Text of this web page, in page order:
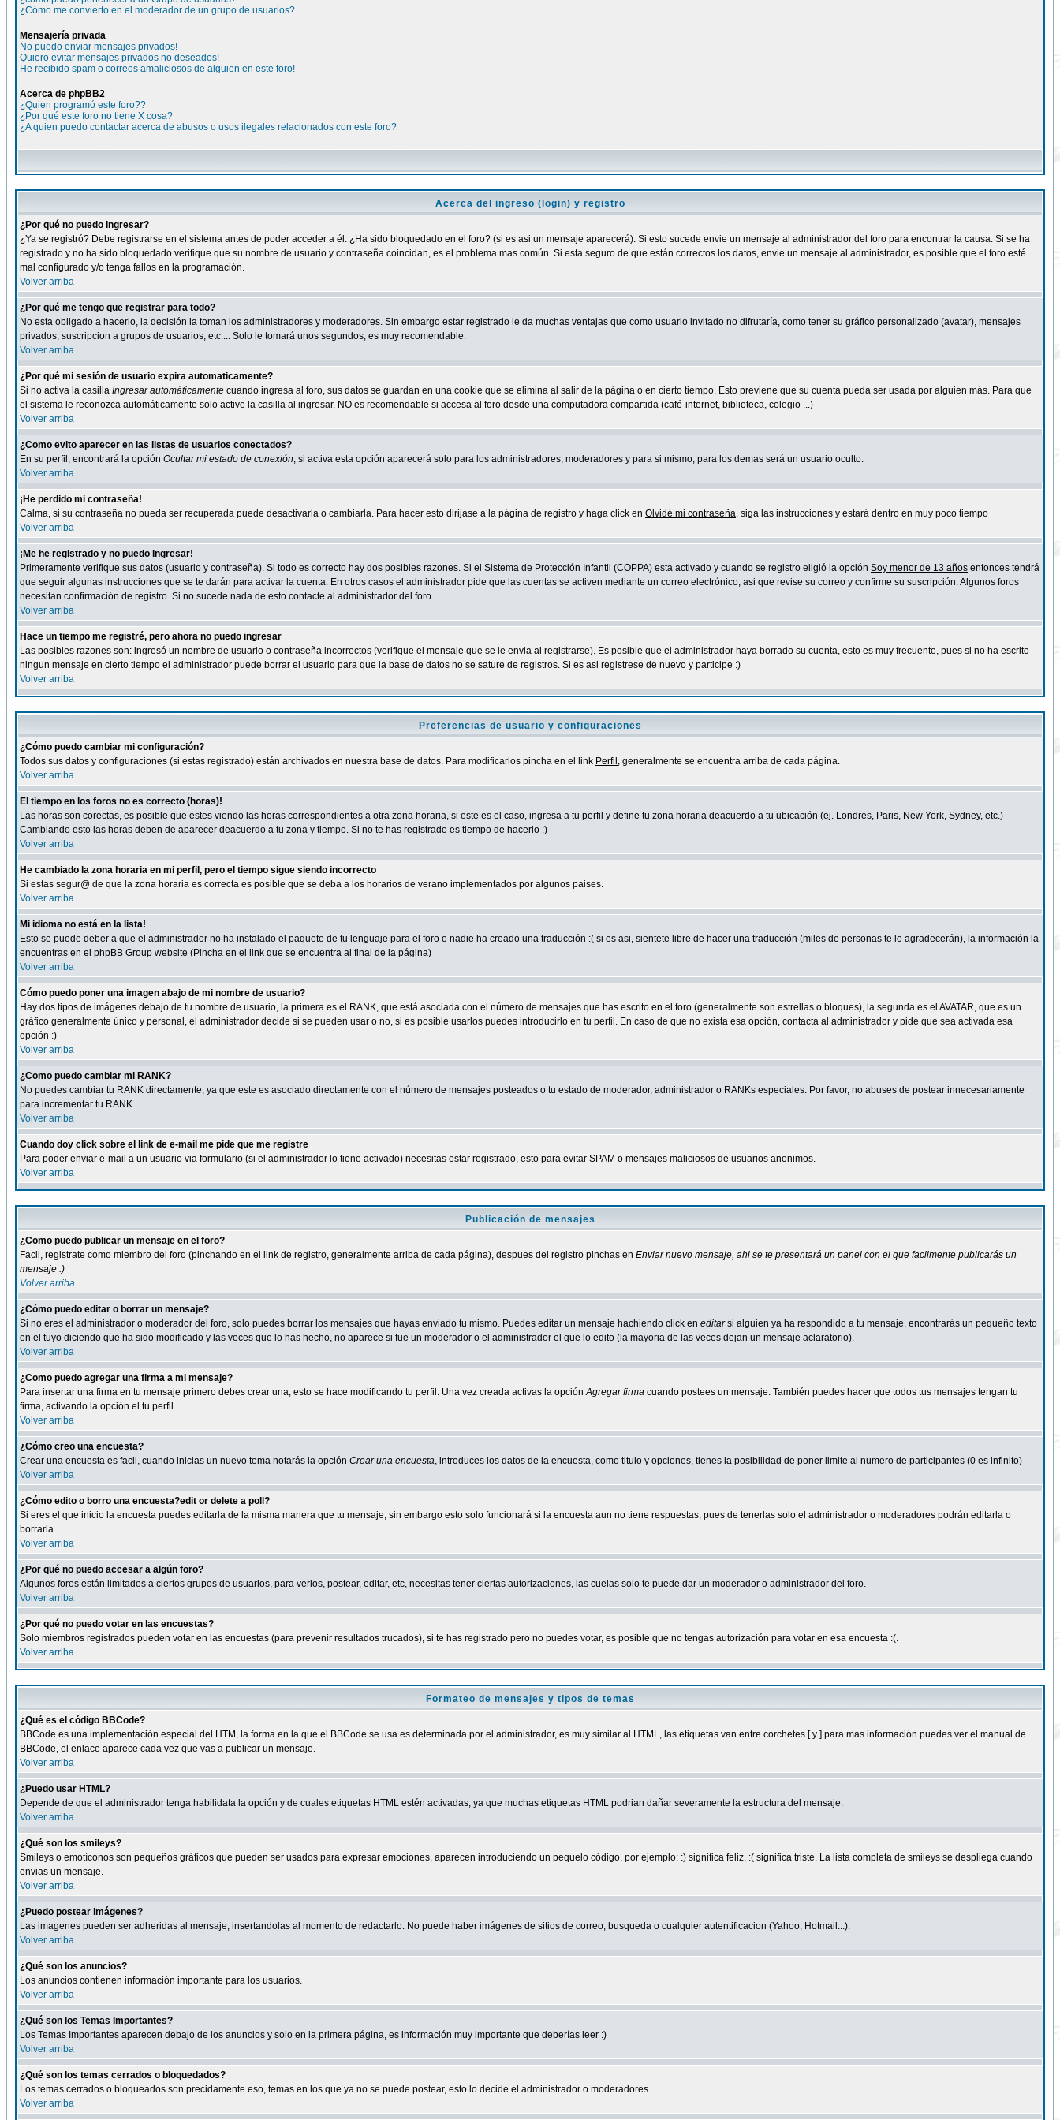
¿Cómo me convierto en el moderador de un grupo de usuarios?
Mensajería privada
No puedo enviar mensajes privados!
Quiero evitar mensajes privados no deseados!
He recibido spam o correos amaliciosos de alguien en este foro!
Acerca de phpBB2
¿Quien programó este foro??
¿Por qué este foro no tiene X cosa?
¿A quien puedo contactar acerca de abusos o usos ilegales relacionados con este foro?
Acerca del ingreso (login) y registro
¿Por qué no puedo ingresar?
¿Ya se registró? Debe registrarse en el sistema antes de poder acceder a él. ¿Ha sido bloquedado en el foro? (si es asi un mensaje aparecerá). Si esto sucede envie un mensaje al administrador del foro para encontrar la causa. Si se ha
registrado y no ha sido bloquedado verifique que su nombre de usuario y contraseña coincidan, es el problema mas común. Si esta seguro de que están correctos los datos, envie un mensaje al administrador, es posible que el foro esté
mal configurado y/o tenga fallos en la programación.
Volver arriba
¿Por qué me tengo que registrar para todo?
No esta obligado a hacerlo, la decisión la toman los administradores y moderadores. Sin embargo estar registrado le da muchas ventajas que como usuario invitado no difrutaría, como tener su gráfico personalizado (avatar), mensajes
privados, suscripcion a grupos de usuarios, etc.... Solo le tomará unos segundos, es muy recomendable.
Volver arriba
¿Por qué mi sesión de usuario expira automaticamente?
Si no activa la casilla Ingresar automáticamente cuando ingresa al foro, sus datos se guardan en una cookie que se elimina al salir de la página o en cierto tiempo. Esto previene que su cuenta pueda ser usada por alguien más. Para que
el sistema le reconozca automáticamente solo active la casilla al ingresar. NO es recomendable si accesa al foro desde una computadora compartida (café-internet, biblioteca, colegio ...)
Volver arriba
¿Como evito aparecer en las listas de usuarios conectados?
En su perfil, encontrará la opción Ocultar mi estado de conexión, si activa esta opción aparecerá solo para los administradores, moderadores y para si mismo, para los demas será un usuario oculto.
Volver arriba
¡He perdido mi contraseña!
Calma, si su contraseña no pueda ser recuperada puede desactivarla o cambiarla. Para hacer esto dirijase a la página de registro y haga click en Olvidé mi contraseña, siga las instrucciones y estará dentro en muy poco tiempo
Volver arriba
¡Me he registrado y no puedo ingresar!
Primeramente verifique sus datos (usuario y contraseña). Si todo es correcto hay dos posibles razones. Si el Sistema de Protección Infantil (COPPA) esta activado y cuando se registro eligió la opción Soy menor de 13 años entonces tendrá
que seguir algunas instrucciones que se te darán para activar la cuenta. En otros casos el administrador pide que las cuentas se activen mediante un correo electrónico, asi que revise su correo y confirme su suscripción. Algunos foros
necesitan confirmación de registro. Si no sucede nada de esto contacte al administrador del foro.
Volver arriba
Hace un tiempo me registré, pero ahora no puedo ingresar
Las posibles razones son: ingresó un nombre de usuario o contraseña incorrectos (verifique el mensaje que se le envia al registrarse). Es posible que el administrador haya borrado su cuenta, esto es muy frecuente, pues si no ha escrito
ningun mensaje en cierto tiempo el administrador puede borrar el usuario para que la base de datos no se sature de registros. Si es asi registrese de nuevo y participe :)
Volver arriba
Preferencias de usuario y configuraciones
¿Cómo puedo cambiar mi configuración?
Todos sus datos y configuraciones (si estas registrado) están archivados en nuestra base de datos. Para modificarlos pincha en el link Perfil , generalmente se encuentra arriba de cada página.
Volver arriba
El tiempo en los foros no es correcto (horas)!
Las horas son corectas, es posible que estes viendo las horas correspondientes a otra zona horaria, si este es el caso, ingresa a tu perfil y define tu zona horaria deacuerdo a tu ubicación (ej. Londres, Paris, New York, Sydney, etc.)
Cambiando esto las horas deben de aparecer deacuerdo a tu zona y tiempo. Si no te has registrado es tiempo de hacerlo :)
Volver arriba
He cambiado la zona horaria en mi perfil, pero el tiempo sigue siendo incorrecto
Si estas segur@ de que la zona horaria es correcta es posible que se deba a los horarios de verano implementados por algunos paises.
Volver arriba
Mi idioma no está en la lista!
Esto se puede deber a que el administrador no ha instalado el paquete de tu lenguaje para el foro o nadie ha creado una traducción :( si es asi, sientete libre de hacer una traducción (miles de personas te lo agradecerán), la información la
encuentras en el phpBB Group website (Pincha en el link que se encuentra al final de la página)
Volver arriba
Cómo puedo poner una imagen abajo de mi nombre de usuario?
Hay dos tipos de imágenes debajo de tu nombre de usuario, la primera es el RANK, que está asociada con el número de mensajes que has escrito en el foro (generalmente son estrellas o bloques), la segunda es el AVATAR, que es un
gráfico generalmente único y personal, el administrador decide si se pueden usar o no, si es posible usarlos puedes introducirlo en tu perfil. En caso de que no exista esa opción, contacta al administrador y pide que sea activada esa
opción :)
Volver arriba
¿Como puedo cambiar mi RANK?
No puedes cambiar tu RANK directamente, ya que este es asociado directamente con el número de mensajes posteados o tu estado de moderador, administrador o RANKs especiales. Por favor, no abuses de postear innecesariamente
para incrementar tu RANK.
Volver arriba
Cuando doy click sobre el link de e-mail me pide que me registre
Para poder enviar e-mail a un usuario via formulario (si el administrador lo tiene activado) necesitas estar registrado, esto para evitar SPAM o mensajes maliciosos de usuarios anonimos.
Volver arriba
Publicación de mensajes
¿Como puedo publicar un mensaje en el foro?
Facil, registrate como miembro del foro (pinchando en el link de registro, generalmente arriba de cada página), despues del registro pinchas en Enviar nuevo mensaje, ahi se te presentará un panel con el que facilmente publicarás un
mensaje :)
Volver arriba
¿Cómo puedo editar o borrar un mensaje?
Si no eres el administrador o moderador del foro, solo puedes borrar los mensajes que hayas enviado tu mismo. Puedes editar un mensaje hachiendo click en editarsi alguien ya ha respondido a tu mensaje, encontrarás un pequeño texto
en el tuyo diciendo que ha sido modificado y las veces que lo has hecho, no aparece si fue un moderador o el administrador el que lo edito (la mayoria de las veces dejan un mensaje aclaratorio).
Volver arriba
¿Como puedo agregar una firma a mi mensaje?
Para insertar una firma en tu mensaje primero debes crear una, esto se hace modificando tu perfil. Una vez creada activas la opciónAgregar firma cuando postees un mensaje. También puedes hacer que todos tus mensajes tengan tu
firma, activando la opción el tu perfil.
Volver arriba
¿Cómo creo una encuesta?
Crear una encuesta es facil, cuando inicias un nuevo tema notarás la opción Crear una encuesta, introduces los datos de la encuesta, como titulo y opciones, tienes la posibilidad de poner limite al numero de participantes (0 es infinito)
Volver arriba
¿Cómo edito o borro una encuesta?edit or delete a poll?
Si eres el que inicio la encuesta puedes editarla de la misma manera que tu mensaje, sin embargo esto solo funcionará si la encuesta aun no tiene respuestas, pues de tenerlas solo el administrador o moderadores podrán editarla o
borrarla
Volver arriba
¿Por qué no puedo accesar a algún foro?
Algunos foros están limitados a ciertos grupos de usuarios, para verlos, postear, editar, etc, necesitas tener ciertas autorizaciones, las cuelas solo te puede dar un moderador o administrador del foro.
Volver arriba
¿Por qué no puedo votar en las encuestas?
Solo miembros registrados pueden votar en las encuestas (para prevenir resultados trucados), si te has registrado pero no puedes votar, es posible que no tengas autorización para votar en esa encuesta :(.
Volver arriba
Formateo de mensajes y tipos de temas
¿Qué es el código BBCode?
BBCode es una implementación especial del HTM, la forma en la que el BBCode se usa es determinada por el administrador, es muy similar al HTML, las etiquetas van entre corchetes [ y ] para mas información puedes ver el manual de
BBCode, el enlace aparece cada vez que vas a publicar un mensaje.
Volver arriba
¿Puedo usar HTML?
Depende de que el administrador tenga habilidata la opción y de cuales etiquetas HTML estén activadas, ya que muchas etiquetas HTML podrian dañar severamente la estructura del mensaje.
Volver arriba
¿Qué son los smileys?
Smileys o emotíconos son pequeños gráficos que pueden ser usados para expresar emociones, aparecen introduciendo un pequelo código, por ejemplo: :) significa feliz, :( significa triste. La lista completa de smileys se despliega cuando
envias un mensaje.
Volver arriba
¿Puedo postear imágenes?
Las imagenes pueden ser adheridas al mensaje, insertandolas al momento de redactarlo. No puede haber imágenes de sitios de correo, busqueda o cualquier autentificacion (Yahoo, Hotmail...).
Volver arriba
¿Qué son los anuncios?
Los anuncios contienen información importante para los usuarios.
Volver arriba
¿Qué son los Temas Importantes?
Los Temas Importantes aparecen debajo de los anuncios y solo en la primera página, es información muy importante que deberías leer :)
Volver arriba
¿Qué son los temas cerrados o bloquedados?
Los temas cerrados o bloqueados son precidamente eso, temas en los que ya no se puede postear, esto lo decide el administrador o moderadores.
Volver arriba